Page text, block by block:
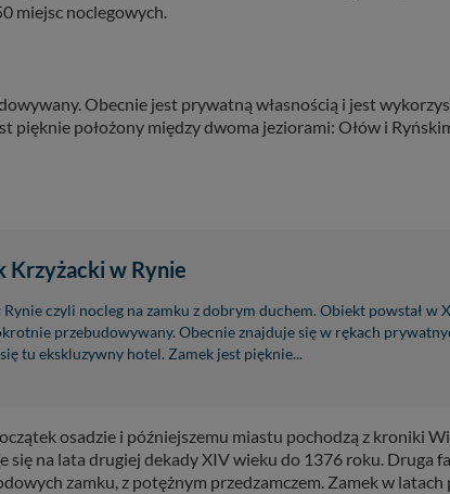
miejsc noclegowych.
Obecnie jest prywatną własnością i jest
położony między dwoma jeziorami: Ołów i
Krzyżacki w Rynie
Rynie czyli nocleg na zamku z dobrym duchem. Obiekt powstał w
przebudowywany. Obecnie znajduje się w rękach
tu ekskluzywny hotel. Zamek jest pięknie...
osadzie i późniejszemu miastu pochodzą z kroniki
na lata drugiej dekady XIV wieku do 1376 roku. Druga
zamku, z potężnym przedzamczem. Zamek w latach